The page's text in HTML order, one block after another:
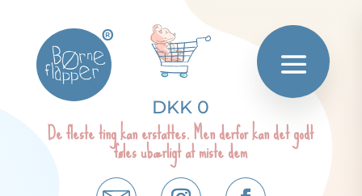
®
DKK 0
De fleste ting kan erstattes. Men derfor kan det godt
føles ubærligt at miste dem